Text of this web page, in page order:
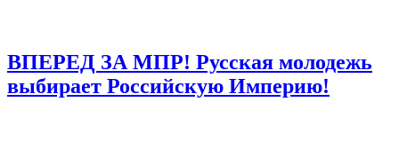
ВПЕРЕД ЗА МПР! Русская молодежь
выбирает Российскую Империю!